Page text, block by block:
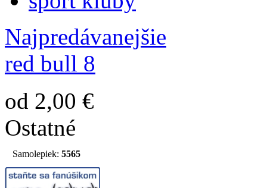
Najpredávanejšie
red bull 8
od 2,00 €
Ostatné
Samolepiek: 5565